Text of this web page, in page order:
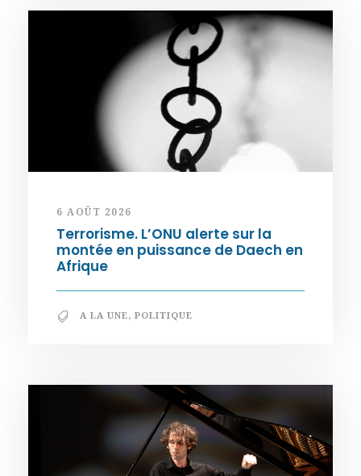
6 AOÛT 2026
Terrorisme. L’ONU alerte sur la
montée en puissance de Daech en
Afrique
A LA UNE, POLITIQUE